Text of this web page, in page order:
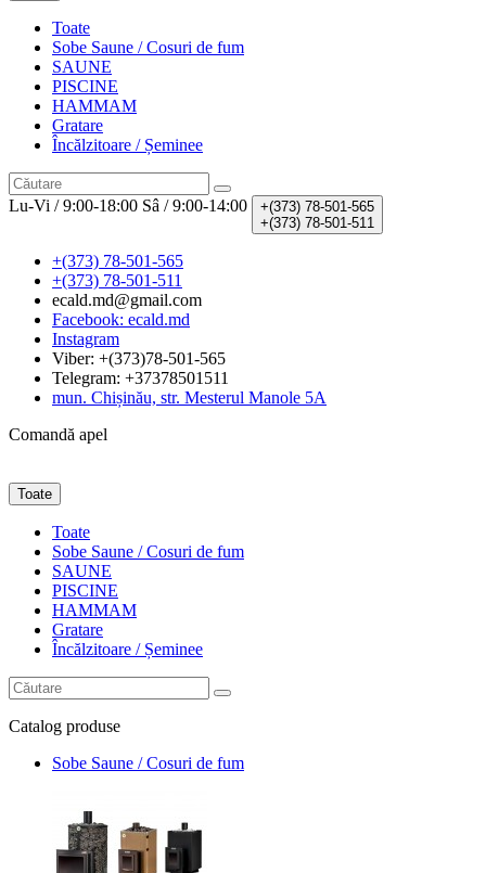
Toate
Sobe Saune / Cosuri de fum
SAUNE
PISCINE
HAMMAM
Gratare
Încălzitoare / Șeminee
Lu-Vi / 9:00-18:00 Sâ / 9:00-14:00 +(373) 78-501-565
+(373) 78-501-511
+(373) 78-501-565
+(373) 78-501-511
ecald.md@gmail.com
Facebook: ecald.md
Instagram
Viber: +(373)78-501-565
Telegram: +37378501511
mun. Chișinău, str. Mesterul Manole 5A
Comandă apel
Toate
Toate
Sobe Saune / Cosuri de fum
SAUNE
PISCINE
HAMMAM
Gratare
Încălzitoare / Șeminee
Catalog produse
Sobe Saune / Cosuri de fum